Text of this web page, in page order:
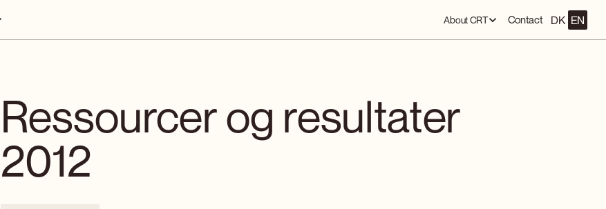
About CRT Contact DK EN
Ressourcer og resultater
2012